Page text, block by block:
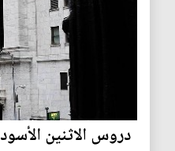
دروس الاثنين الأسود